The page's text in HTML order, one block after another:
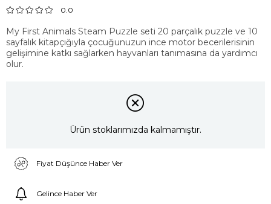
0.0
My First Animals Steam Puzzle seti 20 parçalık puzzle ve 10
sayfalık kitapçığıyla çocuğunuzun ince motor becerilerisinin
gelişimine katkı sağlarken hayvanları tanımasına da yardımcı
olur.
Ürün stoklarımızda kalmamıştır.
Fiyat Düşünce Haber Ver
Gelince Haber Ver